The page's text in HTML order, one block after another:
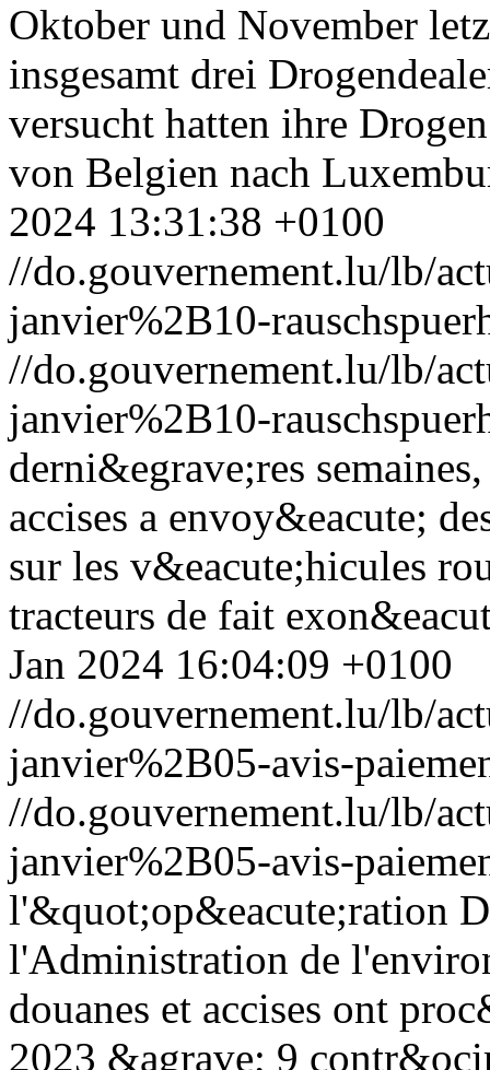
Oktober und November
insgesamt drei
versucht hatten ihre
von Belgien nach
2024 13:31:38 +0100
//do.gouvernement.lu/lb/
janvier%2B10-
//do.gouvernement.lu/lb/
janvier%2B10-
derni&egrave;res
accises a envoy&eacute;
sur les v&eacute;hicules
tracteurs de fait
Jan 2024 16:04:09 +0100
//do.gouvernement.lu/lb/
janvier%2B05-avis-
//do.gouvernement.lu/lb/
janvier%2B05-avis-
l'&quot;op&eacute;ration
l'Administration de
douanes et accises ont
2023 &agrave; 9